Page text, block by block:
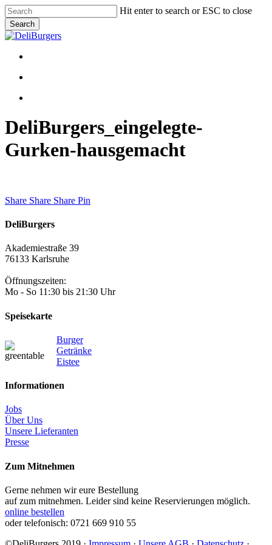
Skip
to
main
content
Hit enter to search or ESC to close
Search
Close
Menu
DeliBurgers_eingelegte-
Gurken-hausgemacht
Share
Share Share Share Pin
DeliBurgers
Akademiestraße 39
76133 Karlsruhe
Öffnungszeiten:
Mo - So 11:30 bis 21:30 Uhr
Speisekarte
Burger
Getränke
Eistee
Informationen
Jobs
Über Uns
Unsere Lieferanten
Presse
Zum Mitnehmen
Gerne nehmen wir eure Bestellung
auf zum mitnehmen. Leider sind keine Reservierungen möglich.
online bestellen
oder telefonisch: 0721 669 910 55